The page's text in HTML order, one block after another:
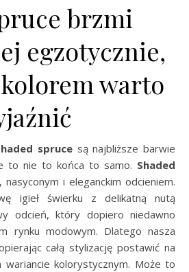
brzmi
egzotycznie,
warto
sprucesą najbliższe barwie
to nie to końca to samo. Shaded
nasyconym i eleganckim odcieniem.
igieł świerku z delikatną nutą
odcień, który dopiero niedawno
rynku modowym. Dlatego nasza
całą stylizację postawić na
kolorystycznym. Może to